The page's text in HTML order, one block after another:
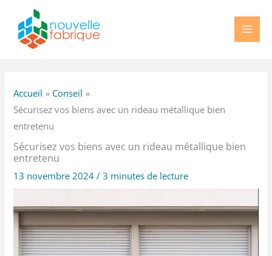
contenu
Accueil
Conseil
Sécurisez vos biens avec un rideau métallique bien
entretenu
Sécurisez vos biens avec un rideau métallique bien
entretenu
13 novembre 2024/3 minutes de lecture